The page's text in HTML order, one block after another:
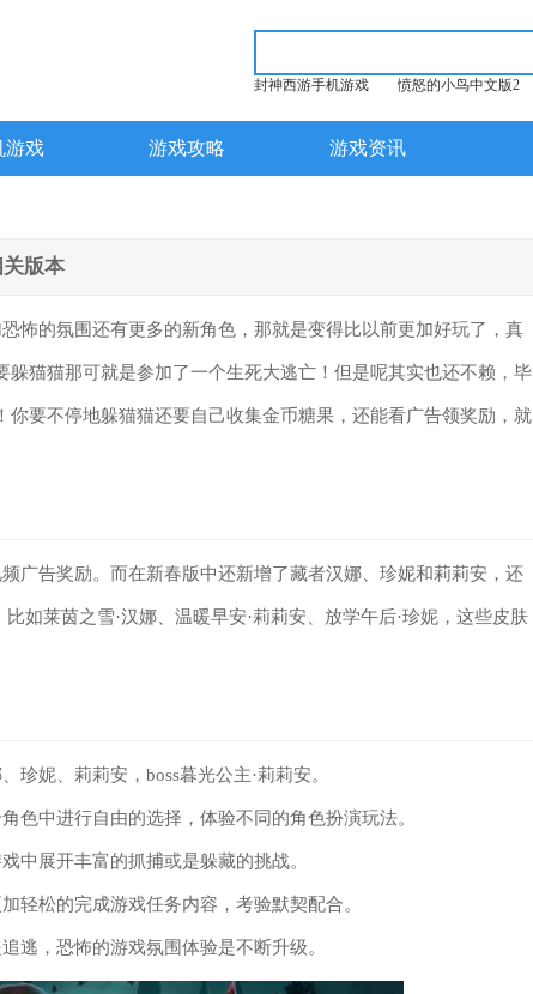
封神西游手机游戏 愤怒的小鸟中文版2
游戏 游戏攻略 游戏资讯
版本
怖的氛围还有更多的新角色，那就是变得比以前更加好玩了，真
躲猫猫那可就是参加了一个生死大逃亡！但是呢其实也还不赖，毕
你要不停地躲猫猫还要自己收集金币糖果，还能看广告领奖励，就
广告奖励。而在新春版中还新增了藏者汉娜、珍妮和莉莉安，还
如莱茵之雪·汉娜、温暖早安·莉莉安、放学午后·珍妮，这些皮肤
珍妮、莉莉安，boss暮光公主·莉莉安。
色中进行自由的选择，体验不同的角色扮演玩法。
中展开丰富的抓捕或是躲藏的挑战。
轻松的完成游戏任务内容，考验默契配合。
逃，恐怖的游戏氛围体验是不断升级。